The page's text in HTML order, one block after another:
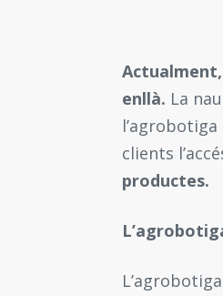
enllà. La
clients
productes.